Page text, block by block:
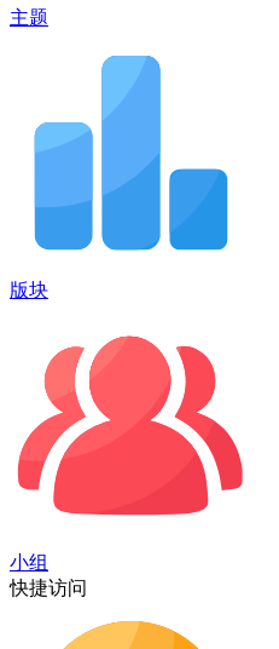
主题
版块
小组
快捷访问